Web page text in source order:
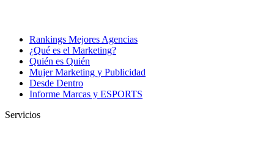
Rankings Mejores Agencias
¿Qué es el Marketing?
Quién es Quién
Mujer Marketing y Publicidad
Desde Dentro
Informe Marcas y ESPORTS
Servicios